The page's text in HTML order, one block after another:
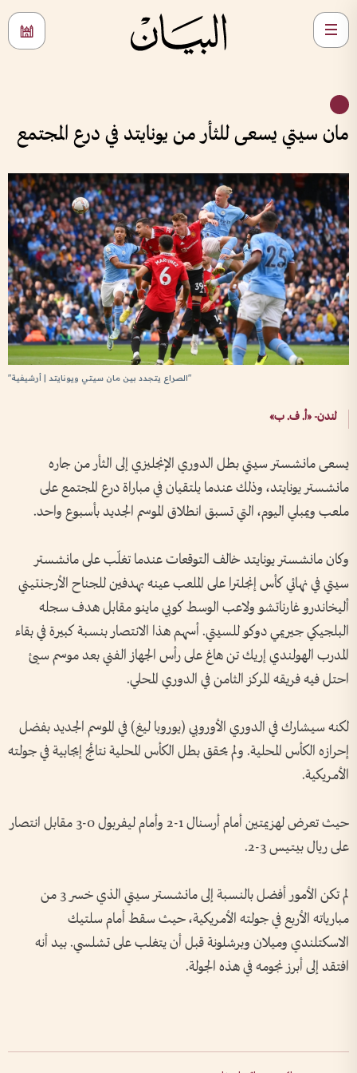
مان سيتي يسعى للثأر من يونايتد في درع المجتمع
"الصراع يتجدد بين مان سيتي ويونايتد | أرشيفية"
لندن- «أ. ف. ب»
يسعى مانشستر سيتي بطل الدوري الإنجليزي إلى الثأر من جاره
مانشستر يونايتد، وذلك عندما يلتقيان في مباراة درع المجتمع على
ملعب ويمبلي اليوم، التي تسبق انطلاق الموسم الجديد بأسبوع واحد.
وكان مانشستر يونايتد خالف التوقعات عندما تغلّب على مانشستر
سيتي في نهائي كأس إنجلترا على الملعب عينه بهدفين للجناح الأرجنتيني
أليخاندرو غارناتشو ولاعب الوسط كوبي ماينو مقابل هدف سجله
البلجيكي جيريمي دوكو للسيتي. أسهم هذا الانتصار بنسبة كبيرة في بقاء
المدرب الهولندي إريك تن هاغ على رأس الجهاز الفني بعد موسم سيئ
احتل فيه فريقه المركز الثامن في الدوري المحلي.
لكنه سيشارك في الدوري الأوروبي (يوروبا ليغ) في الموسم الجديد بفضل
إحرازه الكأس المحلية. ولم يحقق بطل الكأس المحلية نتائج إيجابية في جولته
الأمريكية.
حيث تعرض لهزيمتين أمام أرسنال 1-2 وأمام ليفربول 0-3 مقابل انتصار
على ريال بيتيس 3-2.
لم تكن الأمور أفضل بالنسبة إلى مانشستر سيتي الذي خسر 3 من
مبارياته الأربع في جولته الأمريكية، حيث سقط أمام سلتيك
الاسكتلندي وميلان وبرشلونة قبل أن يتغلب على تشلسي. بيد أنه
افتقد إلى أبرز نجومه في هذه الجولة.